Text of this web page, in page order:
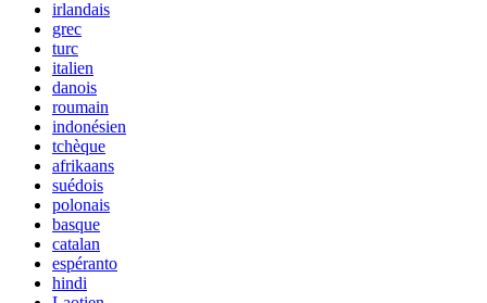
irlandais
grec
turc
italien
danois
roumain
indonésien
tchèque
afrikaans
suédois
polonais
basque
catalan
espéranto
hindi